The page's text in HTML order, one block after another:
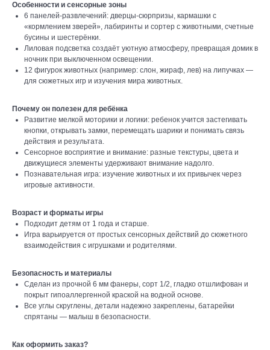
Особенности и сенсорные зоны
6 панелей-развлечений: дверцы‑сюрпризы, кармашки с
«кормлением зверей», лабиринты и сортер с животными, счетные
бусины и шестерёнки.
Лиловая подсветка создаёт уютную атмосферу, превращая домик в
ночник при выключенном освещении.
12 фигурок животных (например: слон, жираф, лев) на липучках —
для сюжетных игр и изучения мира животных.
Почему он полезен для ребёнка
Развитие мелкой моторики и логики: ребенок учится застегивать
кнопки, открывать замки, перемещать шарики и понимать связь
действия и результата.
Сенсорное восприятие и внимание: разные текстуры, цвета и
движущиеся элементы удерживают внимание надолго.
Познавательная игра: изучение животных и их привычек через
игровые активности.
Возраст и форматы игры
Подходит детям от 1 года и старше.
Игра варьируется от простых сенсорных действий до сюжетного
взаимодействия с игрушками и родителями.
Безопасность и материалы
Сделан из прочной 6 мм фанеры, сорт 1/2, гладко отшлифован и
покрыт гипоаллергенной краской на водной основе.
Все углы скруглены, детали надежно закреплены, батарейки
спрятаны — малыш в безопасности.
Как оформить заказ?